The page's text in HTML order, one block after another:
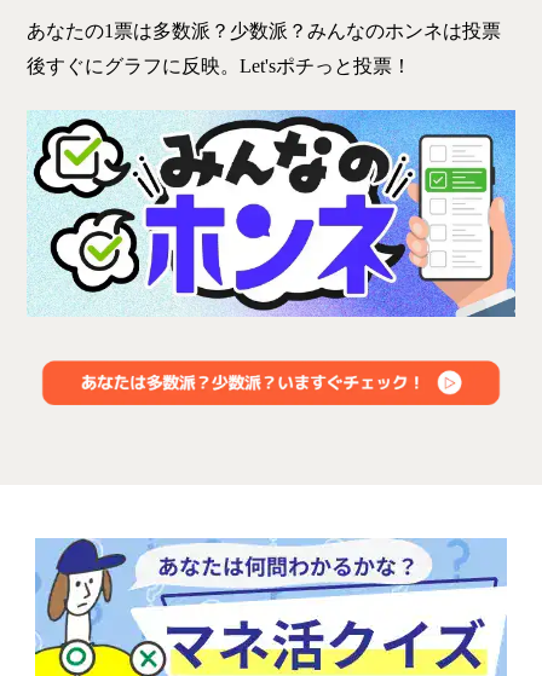
あなたの1票は多数派？少数派？みんなのホンネは投票
後すぐにグラフに反映。Let'sポチっと投票！